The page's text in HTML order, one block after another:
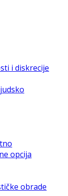
i diskrecije
opcija
obrade